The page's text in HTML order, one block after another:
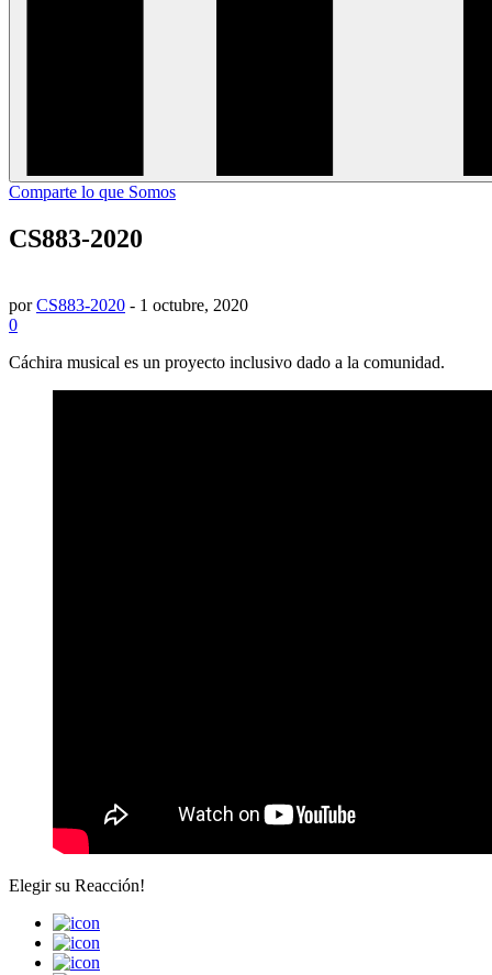
Comparte lo que Somos
CS883-2020
porCS883-2020 - 1 octubre, 2020
0
Cáchira musical es un proyecto inclusivo dado a la comunidad.
Elegir su Reacción!